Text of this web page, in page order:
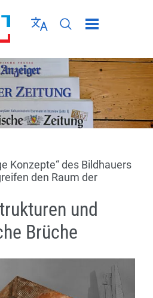
Sprache wählen
Seiten-Suche
Menü schließen
Konzepte“ des Bildhauers
den Raum der
und
Brüche